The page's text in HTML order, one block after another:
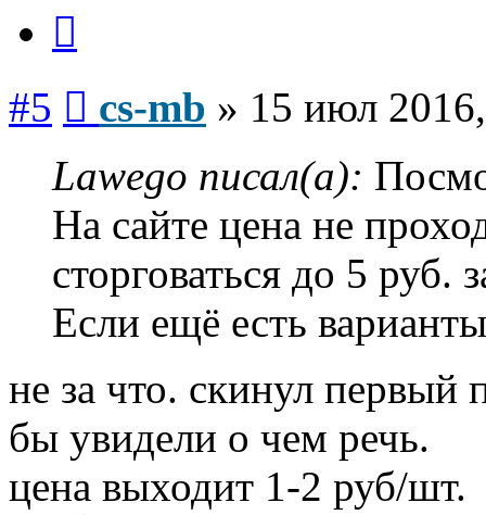
#5 cs-mb » 15 июл
Lawego писал(а):
На сайте цена не
сторговаться до 5 руб.
Если ещё есть
не за что. скинул первый
бы увидели о чем речь.
цена выходит 1-2 руб/шт.